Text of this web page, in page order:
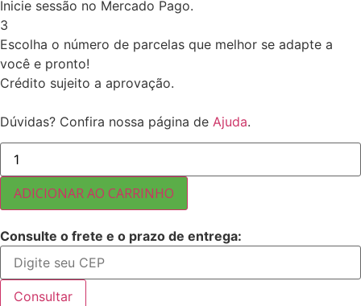
Inicie sessão no Mercado Pago.
3
Escolha o número de parcelas que melhor se adapte a
você e pronto!
Crédito sujeito a aprovação.
Dúvidas? Confira nossa página de Ajuda.
CASTANHA
DO
PARÁ
SEM
CASCA
QUEBRADINHA
KG
quantidade
ADICIONAR AO CARRINHO
Consulte o frete e o prazo de entrega:
Consultar